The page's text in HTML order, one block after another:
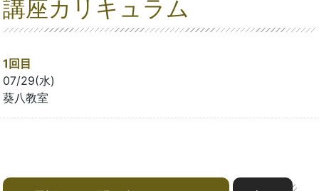
講座カリキュラム
1回目
07/29(水)
葵八教室